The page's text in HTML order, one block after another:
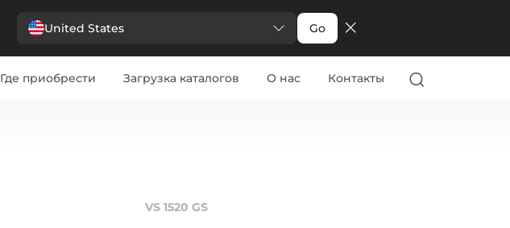
United States Go
Где приобрести Загрузка каталогов О нас Контакты
VS 1520 GS